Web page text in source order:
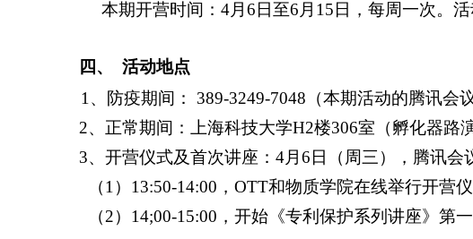
本期开营时间： 4月 6 日至6 月 15 日，每周一次。
四、
活动地点
1 、防疫期间： 389-3249-7048 （本期活动的腾讯会
2、正常期间：上海科技大学H2楼306室（孵化器路
3、开营仪式及首次讲座： 4月 6 日（周三），腾讯会
（1 ） 13:50-14:00 ， OTT和物质学院在线举行开营仪
（2） 14;00-15:00 ，开始《专利保护系列讲座》第